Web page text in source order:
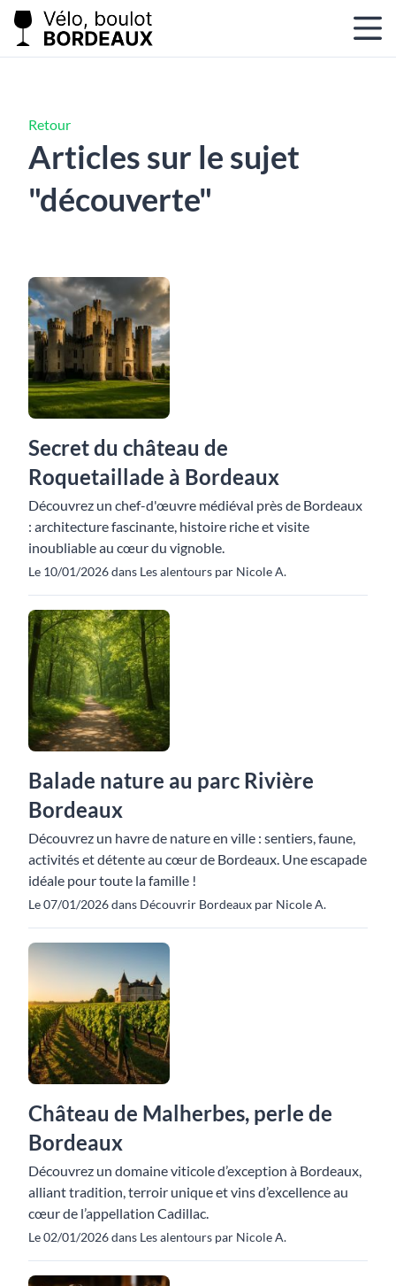
Retour
Articles sur le sujet
"découverte"
Secret du château de
Roquetaillade à Bordeaux
Découvrez un chef-d'œuvre médiéval près de Bordeaux
: architecture fascinante, histoire riche et visite
inoubliable au cœur du vignoble.
Le 10/01/2026 dans Les alentours par Nicole A.
Balade nature au parc Rivière
Bordeaux
Découvrez un havre de nature en ville : sentiers, faune,
activités et détente au cœur de Bordeaux. Une escapade
idéale pour toute la famille !
Le 07/01/2026 dans Découvrir Bordeaux par Nicole A.
Château de Malherbes, perle de
Bordeaux
Découvrez un domaine viticole d’exception à Bordeaux,
alliant tradition, terroir unique et vins d’excellence au
cœur de l’appellation Cadillac.
Le 02/01/2026 dans Les alentours par Nicole A.